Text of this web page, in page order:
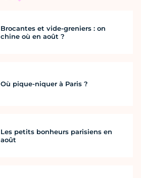
Brocantes et vide-greniers : on
chine où en août ?
Où pique-niquer à Paris ?
Les petits bonheurs parisiens en
août